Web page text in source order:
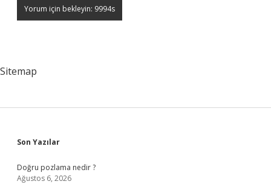
Sitemap
Sidebar
Son Yazılar
Doğru pozlama nedir ?
Ağustos 6, 2026